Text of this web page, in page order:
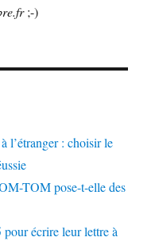
;-)
l’étranger : choisir le
TOM pose-t-elle des
pour écrire leur lettre à